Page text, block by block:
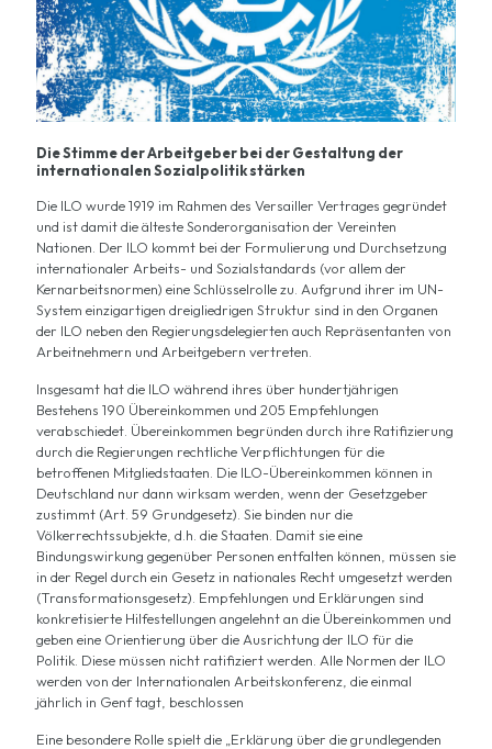
Die Stimme der Arbeitgeber bei der Gestaltung der
internationalen Sozialpolitik stärken
Die ILO wurde 1919 im Rahmen des Versailler Vertrages gegründet
und ist damit die älteste Sonderorganisation der Vereinten
Nationen. Der ILO kommt bei der Formulierung und Durchsetzung
internationaler Arbeits- und Sozialstandards (vor allem der
Kernarbeitsnormen) eine Schlüsselrolle zu. Aufgrund ihrer im UN-
System einzigartigen dreigliedrigen Struktur sind in den Organen
der ILO neben den Regierungsdelegierten auch Repräsentanten von
Arbeitnehmern und Arbeitgebern vertreten.
Insgesamt hat die ILO während ihres über hundertjährigen
Bestehens 190 Übereinkommen und 205 Empfehlungen
verabschiedet. Übereinkommen begründen durch ihre Ratifizierung
durch die Regierungen rechtliche Verpflichtungen für die
betroffenen Mitgliedstaaten. Die ILO-Übereinkommen können in
Deutschland nur dann wirksam werden, wenn der Gesetzgeber
zustimmt (Art. 59 Grundgesetz). Sie binden nur die
Völkerrechtssubjekte, d.h. die Staaten. Damit sie eine
Bindungswirkung gegenüber Personen entfalten können, müssen sie
in der Regel durch ein Gesetz in nationales Recht umgesetzt werden
(Transformationsgesetz). Empfehlungen und Erklärungen sind
konkretisierte Hilfestellungen angelehnt an die Übereinkommen und
geben eine Orientierung über die Ausrichtung der ILO für die
Politik. Diese müssen nicht ratifiziert werden. Alle Normen der ILO
werden von der Internationalen Arbeitskonferenz, die einmal
jährlich in Genf tagt, beschlossen
Eine besondere Rolle spielt die „Erklärung über die grundlegenden